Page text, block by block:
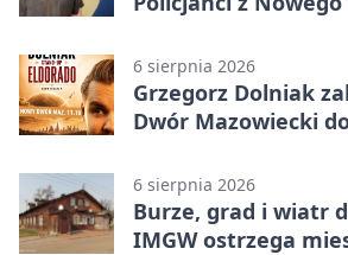
6 sierpnia 2026
Grzegorz Dolniak
Dwór Mazowiecki
6 sierpnia 2026
Burze, grad i wiatr
IMGW ostrzega